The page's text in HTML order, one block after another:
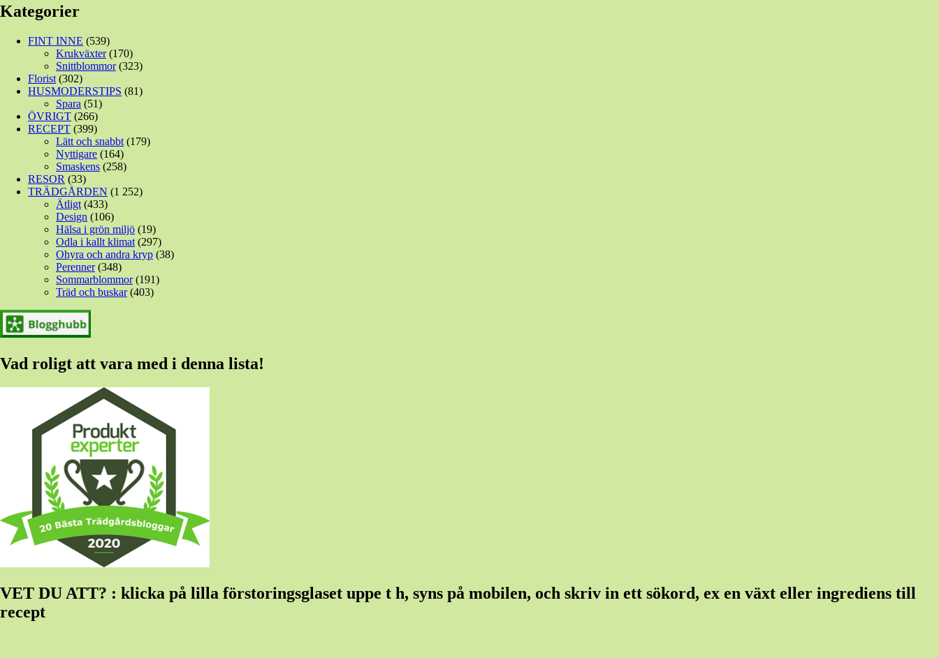
Kategorier
FINT INNE (539)
Krukväxter(170)
Snittblommor(323)
Florist (302)
HUSMODERSTIPS (81)
Spara (51)
ÖVRIGT (266)
RECEPT (399)
Lätt och snabbt (179)
Nyttigare (164)
Smaskens (258)
RESOR (33)
TRÄDGÅRDEN (1 252)
Ätligt (433)
Design (106)
Hälsa i grön miljö (19)
Odla i kallt klimat (297)
Ohyra och andra kryp (38)
Perenner(348)
Sommarblommor(191)
Träd och buskar(403)
Vad roligt att vara med i denna lista!
VET DU ATT? : klicka på lilla förstoringsglaset uppe t h, syns på mobilen, och skriv in ett sökord, ex en växt eller ingrediens till
recept